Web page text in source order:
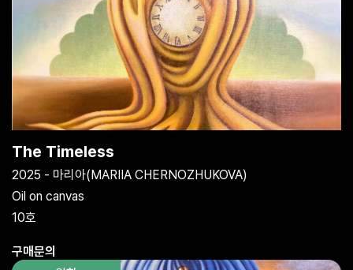
The Timeless
2025 - 마리아(MARIIA CHERNOZHUKOVA)
Oil on canvas
10호
구매문의